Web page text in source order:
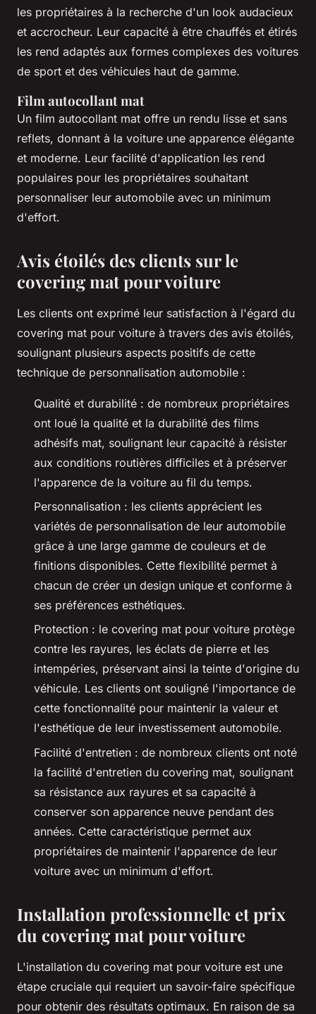
les propriétaires à la recherche d'un look audacieux
et accrocheur. Leur capacité à être chauffés et étirés
les rend adaptés aux formes complexes des voitures
de sport et des véhicules haut de gamme.
Film autocollant mat
Un film autocollant mat offre un rendu lisse et sans
reflets, donnant à la voiture une apparence élégante
et moderne. Leur facilité d'application les rend
populaires pour les propriétaires souhaitant
personnaliser leur automobile avec un minimum
d'effort.
Avis étoilés des clients sur le
covering mat pour voiture
Les clients ont exprimé leur satisfaction à l'égard du
covering mat pour voiture à travers des avis étoilés,
soulignant plusieurs aspects positifs de cette
technique de personnalisation automobile :
Qualité et durabilité : de nombreux propriétaires
ont loué la qualité et la durabilité des films
adhésifs mat, soulignant leur capacité à résister
aux conditions routières difficiles et à préserver
l'apparence de la voiture au fil du temps.
Personnalisation : les clients apprécient les
variétés de personnalisation de leur automobile
grâce à une large gamme de couleurs et de
finitions disponibles. Cette flexibilité permet à
chacun de créer un design unique et conforme à
ses préférences esthétiques.
Protection : le covering mat pour voiture protège
contre les rayures, les éclats de pierre et les
intempéries, préservant ainsi la teinte d'origine du
véhicule. Les clients ont souligné l'importance de
cette fonctionnalité pour maintenir la valeur et
l'esthétique de leur investissement automobile.
Facilité d'entretien : de nombreux clients ont noté
la facilité d'entretien du covering mat, soulignant
sa résistance aux rayures et sa capacité à
conserver son apparence neuve pendant des
années. Cette caractéristique permet aux
propriétaires de maintenir l'apparence de leur
voiture avec un minimum d'effort.
Installation professionnelle et prix
du covering mat pour voiture
L'installation du covering mat pour voiture est une
étape cruciale qui requiert un savoir-faire spécifique
pour obtenir des résultats optimaux. En raison de sa